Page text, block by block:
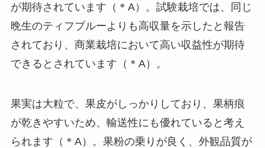
が期待されています（＊A）。試験栽培では、同じ
晩生のティフブルーよりも高収量を示したと報告
されており、商業栽培において高い収益性が期待
できるとされています（＊A）。
果実は大粒で、果皮がしっかりしており、果柄痕
が乾きやすいため、輸送性にも優れていると考え
られます（＊A）。果粉の乗りが良く、外観品質が